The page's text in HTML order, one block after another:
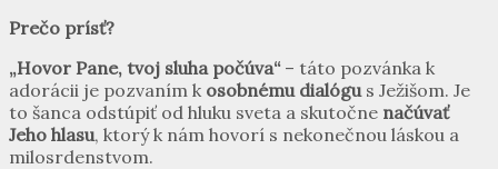
Prečo prísť?
„Hovor Pane, tvoj sluha počúva“– táto pozvánka k
adorácii je pozvaním k osobnému dialógus Ježišom. Je
to šanca odstúpiť od hluku sveta a skutočne načúvať
Jeho hlasu, ktorý k nám hovorí s nekonečnou láskou a
milosrdenstvom.